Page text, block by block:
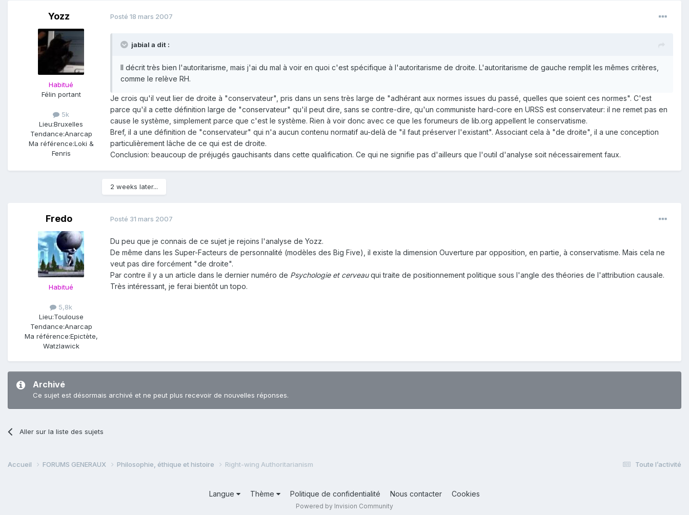
Yozz
Habitué
Félin portant
5k
Lieu:Bruxelles
Tendance:Anarcap
Ma référence:Loki &
Fenris
Posté 18 mars 2007
jabial a dit :
Il décrit très bien l'autoritarisme, mais j'ai du mal à voir en quoi c'est spécifique à l'autoritarisme de droite. L'autoritarisme de gauche remplit les mêmes critères,
comme le relève RH.
Je crois qu'il veut lier de droite à "conservateur", pris dans un sens très large de "adhérant aux normes issues du passé, quelles que soient ces normes". C'est
parce qu'il a cette définition large de "conservateur" qu'il peut dire, sans se contre-dire, qu'un communiste hard-core en URSS est conservateur: il ne remet pas en
cause le système, simplement parce que c'est le système. Rien à voir donc avec ce que les forumeurs de lib.org appellent le conservatisme.
Bref, il a une définition de "conservateur" qui n'a aucun contenu normatif au-delà de "il faut préserver l'existant". Associant cela à "de droite", il a une conception
particulièrement lâche de ce qui est de droite.
Conclusion: beaucoup de préjugés gauchisants dans cette qualification. Ce qui ne signifie pas d'ailleurs que l'outil d'analyse soit nécessairement faux.
2 weeks later...
Fredo
Habitué
5,8k
Lieu:Toulouse
Tendance:Anarcap
Ma référence:Epictète,
Watzlawick
Posté 31 mars 2007
Du peu que je connais de ce sujet je rejoins l'analyse de Yozz.
De même dans les Super-Facteurs de personnalité (modèles des Big Five), il existe la dimension Ouverture par opposition, en partie, à conservatisme. Mais cela ne
veut pas dire forcément "de droite".
Par contre il y a un article dans le dernier numéro de Psychologie et cerveauqui traite de positionnement politique sous l'angle des théories de l'attribution causale.
Très intéressant, je ferai bientôt un topo.
Archivé
Ce sujet est désormais archivé et ne peut plus recevoir de nouvelles réponses.
Aller sur la liste des sujets
Toute l’activité
Accueil FORUMS GENERAUX Philosophie, éthique et histoire Right-wing Authoritarianism
Langue Thème Politique de confidentialité Nous contacter Cookies
Powered by Invision Community